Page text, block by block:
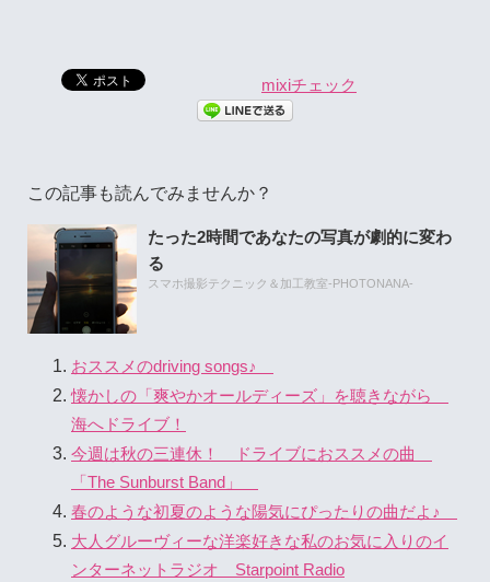
mixiチェック
この記事も読んでみませんか？
たった2時間であなたの写真が劇的に変わ
る
スマホ撮影テクニック＆加工教室-PHOTONANA-
おススメのdriving songs♪
懐かしの「爽やかオールディーズ」を聴きながら
海へドライブ！
今週は秋の三連休！ ドライブにおススメの曲
「The Sunburst Band」
春のような初夏のような陽気にぴったりの曲だよ♪
大人グルーヴィーな洋楽好きな私のお気に入りのイ
ンターネットラジオ Starpoint Radio